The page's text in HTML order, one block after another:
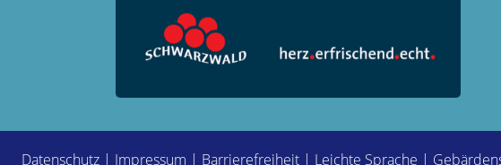
Datenschutz | Impressum | Barrierefreiheit | Leichte Sprache |